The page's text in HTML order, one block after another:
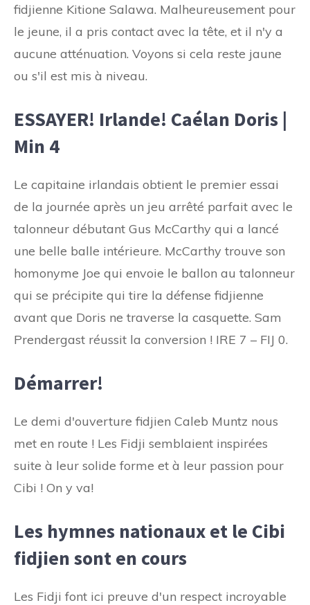
fidjienne Kitione Salawa. Malheureusement pour
le jeune, il a pris contact avec la tête, et il n'y a
aucune atténuation. Voyons si cela reste jaune
ou s'il est mis à niveau.
ESSAYER! Irlande! Caélan Doris |
Min 4
Le capitaine irlandais obtient le premier essai
de la journée après un jeu arrêté parfait avec le
talonneur débutant Gus McCarthy qui a lancé
une belle balle intérieure. McCarthy trouve son
homonyme Joe qui envoie le ballon au talonneur
qui se précipite qui tire la défense fidjienne
avant que Doris ne traverse la casquette. Sam
Prendergast réussit la conversion ! IRE 7 – FIJ 0.
Démarrer!
Le demi d'ouverture fidjien Caleb Muntz nous
met en route ! Les Fidji semblaient inspirées
suite à leur solide forme et à leur passion pour
Cibi ! On y va!
Les hymnes nationaux et le Cibi
fidjien sont en cours
Les Fidji font ici preuve d'un respect incroyable